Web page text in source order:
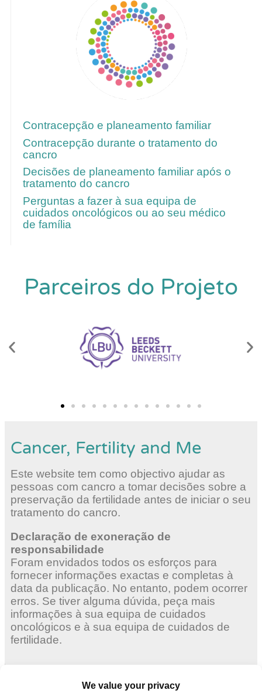
Contracepção e planeamento familiar
Contracepção durante o tratamento do
cancro
Decisões de planeamento familiar após o
tratamento do cancro
Perguntas a fazer à sua equipa de
cuidados oncológicos ou ao seu médico
de família
Parceiros do Projeto
Cancer, Fertility and Me
Este website tem como objectivo ajudar as
pessoas com cancro a tomar decisões sobre a
preservação da fertilidade antes de iniciar o seu
tratamento do cancro.
Declaração de exoneração de
responsabilidade
Foram envidados todos os esforços para
fornecer informações exactas e completas à
data da publicação. No entanto, podem ocorrer
erros. Se tiver alguma dúvida, peça mais
informações à sua equipa de cuidados
oncológicos e à sua equipa de cuidados de
fertilidade.